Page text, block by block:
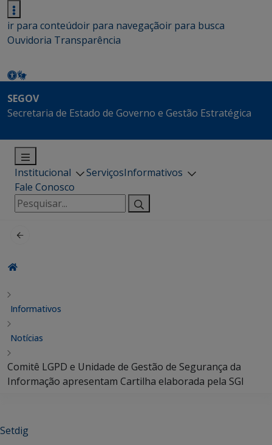
ir para conteúdoir para navegaçãoir para busca
Ouvidoria Transparência
SEGOV
Secretaria de Estado de Governo e Gestão Estratégica
Institucional ServiçosInformativos
Fale Conosco
Pesquisar
por:
Informativos
Notícias
Comitê LGPD e Unidade de Gestão de Segurança da
Informação apresentam Cartilha elaborada pela SGI
Setdig